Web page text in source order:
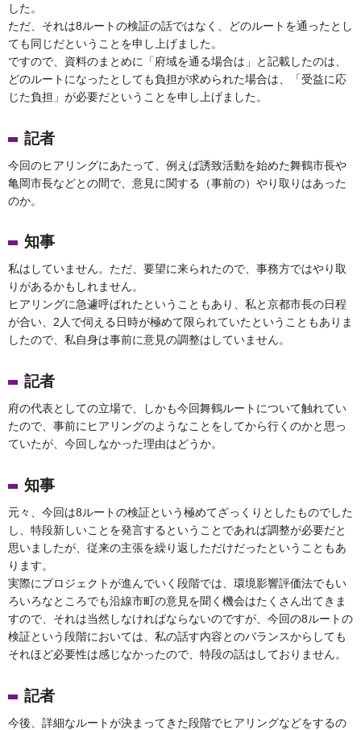
した。
ただ、それは8ルートの検証の話ではなく、どのルートを通ったとし
ても同じだということを申し上げました。
ですので、資料のまとめに「府域を通る場合は」と記載したのは、
どのルートになったとしても負担が求められた場合は、「受益に応
じた負担」が必要だということを申し上げました。
記者
今回のヒアリングにあたって、例えば誘致活動を始めた舞鶴市長や
亀岡市長などとの間で、意見に関する（事前の）やり取りはあった
のか。
知事
私はしていません。ただ、要望に来られたので、事務方ではやり取
りがあるかもしれません。
ヒアリングに急遽呼ばれたということもあり、私と京都市長の日程
が合い、2人で伺える日時が極めて限られていたということもありま
したので、私自身は事前に意見の調整はしていません。
記者
府の代表としての立場で、しかも今回舞鶴ルートについて触れてい
たので、事前にヒアリングのようなことをしてから行くのかと思っ
ていたが、今回しなかった理由はどうか。
知事
元々、今回は8ルートの検証という極めてざっくりとしたものでした
し、特段新しいことを発言するということであれば調整が必要だと
思いましたが、従来の主張を繰り返しただけだったということもあ
ります。
実際にプロジェクトが進んでいく段階では、環境影響評価法でもい
ろいろなところでも沿線市町の意見を聞く機会はたくさん出てきま
すので、それは当然しなければならないのですが、今回の8ルートの
検証という段階においては、私の話す内容とのバランスからしても
それほど必要性は感じなかったので、特段の話はしておりません。
記者
今後、詳細なルートが決まってきた段階でヒアリングなどをするの